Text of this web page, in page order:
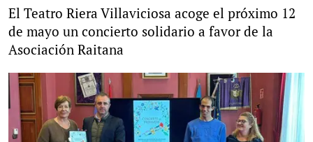
El Teatro Riera Villaviciosa acoge el próximo 12
de mayo un concierto solidario a favor de la
Asociación Raitana